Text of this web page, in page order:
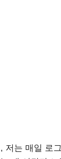
저는 매일 로